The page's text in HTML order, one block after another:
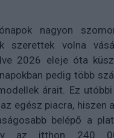
nagyon
szerettek volna
2026 eleje óta
pedig több
árait. Ez
egész piacra, hiszen
belépő a
az itthon 240